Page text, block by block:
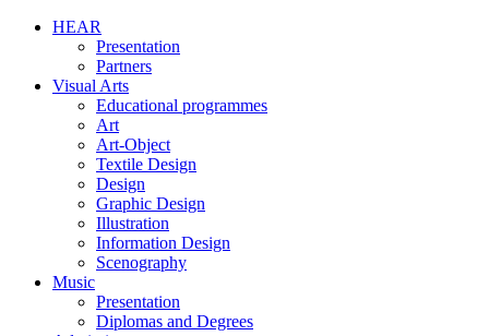
HEAR
Presentation
Partners
Visual Arts
Educational programmes
Art
Art-Object
Textile Design
Design
Graphic Design
Illustration
Information Design
Scenography
Music
Presentation
Diplomas and Degrees